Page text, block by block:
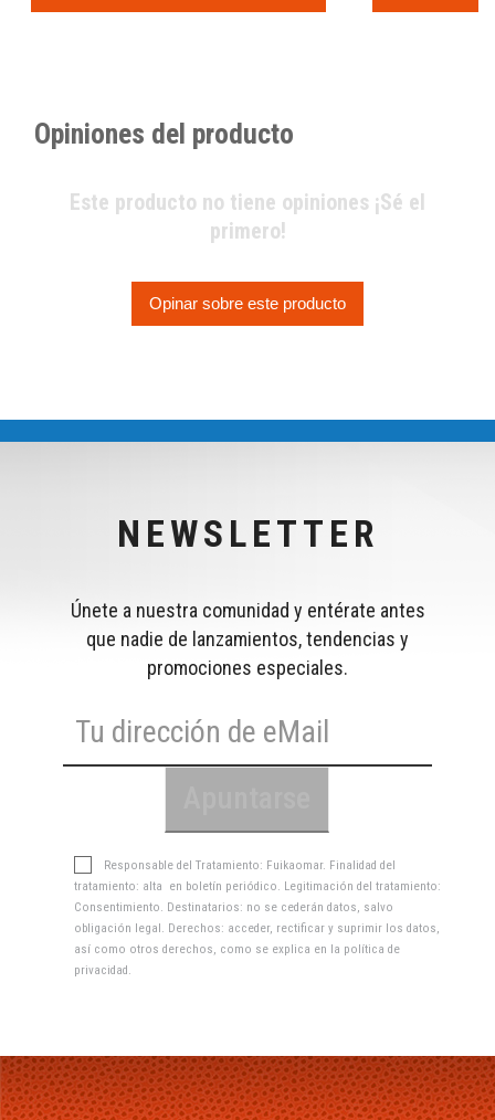
Opiniones del producto
Este producto no tiene opiniones ¡Sé el
primero!
Opinar sobre este producto
NEWSLETTER
Únete a nuestra comunidad y entérate antes
que nadie de lanzamientos, tendencias y
promociones especiales.
Responsable del Tratamiento: Fuikaomar. Finalidad del
tratamiento: alta en boletín periódico. Legitimación del tratamiento:
Consentimiento. Destinatarios: no se cederán datos, salvo
obligación legal. Derechos: acceder, rectificar y suprimir los datos,
así como otros derechos, como se explica en la política de
privacidad